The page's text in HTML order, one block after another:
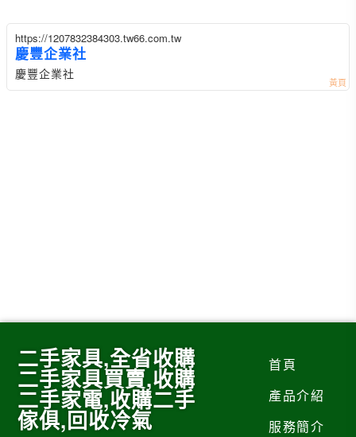
https://1207832384303.tw66.com.tw
慶豐企業社
慶豐企業社
二手家具,全省收購
二手家具買賣,收購
二手家電,收購二手
傢俱,回收冷氣
首頁
產品介紹
服務簡介